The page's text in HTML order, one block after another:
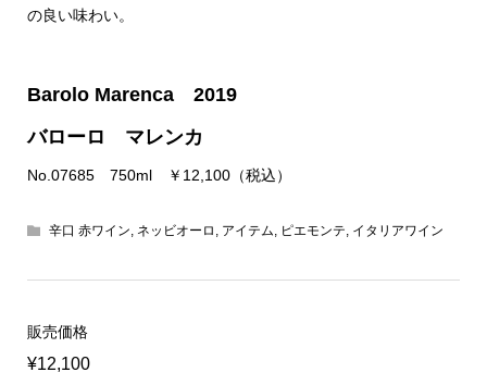
の良い味わい。
Barolo Marenca 2019
バローロ マレンカ
No.07685 750ml ￥12,100（税込）
辛口 赤ワイン ネッビオーロ アイテム ピエモンテ イタリアワイン
販売価格
¥12,100